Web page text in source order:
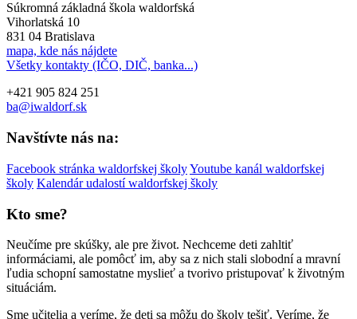
Súkromná základná škola waldorfská
Vihorlatská 10
831 04 Bratislava
mapa, kde nás nájdete
Všetky kontakty (IČO, DIČ, banka...)
+421 905 824 251
ba@iwaldorf.sk
Navštívte nás na:
Facebook stránka waldorfskej školyYoutube kanál waldorfskej
školy Kalendár udalostí waldorfskej školy
Kto sme?
Neučíme pre skúšky, ale pre život. Nechceme deti zahltiť
informáciami, ale pomôcť im, aby sa z nich stali slobodní a mravní
ľudia schopní samostatne myslieť a tvorivo pristupovať k životným
situáciám.
Sme učitelia a veríme, že deti sa môžu do školy tešiť. Veríme, že